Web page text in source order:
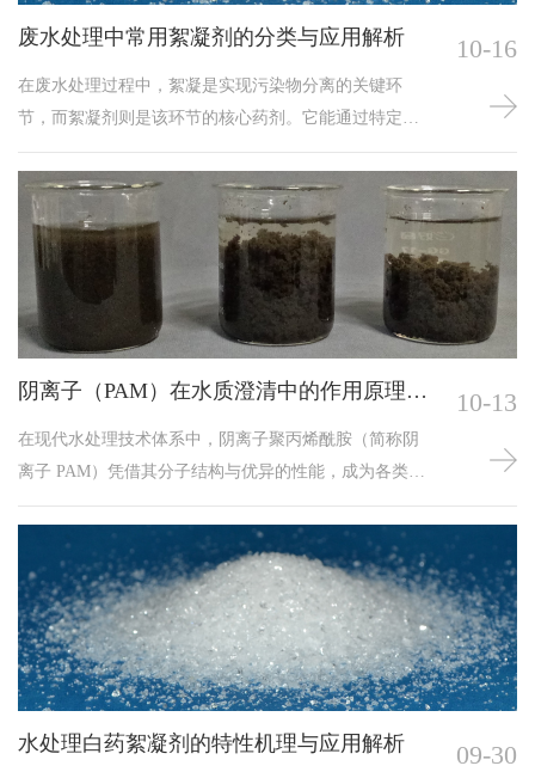
废水处理中常用絮凝剂的分类与应用解析
在废水处理过程中，絮凝是实现污染物分离的关键环
节，而絮凝剂则是该环节的核心药剂。它能通过特定的
作用机制，使废水中分散的细小颗粒、胶体物质及部分
可溶性污染物聚集形成较大絮体，进而通过沉淀、过滤
等方式实现固液分离，显著改善废水水质。根据化学组
成与作用特性的差异，废水处理中常用的絮凝剂可分为
无机絮凝剂、有机絮凝剂、微生物絮凝剂三大类，各类
絮凝剂在成分、作用原理及适用场景上均存在显著区
别。无机
10-16
阴离子（PAM）在水质澄清中的作用原理及
在现代水处理技术体系中，阴离子聚丙烯酰胺（简称阴
离子 PAM）凭借其分子结构与优异的性能，成为各类水
质净化场景中不可或缺的关键药剂。作为水溶性高分子
聚合物，阴离子 PAM 通过分子链上的功能性基团与水体
中的杂质发生作用，实现污染物的有效分离，广泛应用
于工业废水处理、市政污水处理等行业，为提升水质达
标率与处理效率提供重要支撑。阴离子 PAM 的核心特性
与其分子结构密切相关。其分子主链由丙
10-13
水处理白药絮凝剂的特性机理与应用解析 09-30